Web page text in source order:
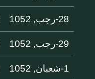
28-رجب, 1052
29-رجب, 1052
1-شعبان, 1052